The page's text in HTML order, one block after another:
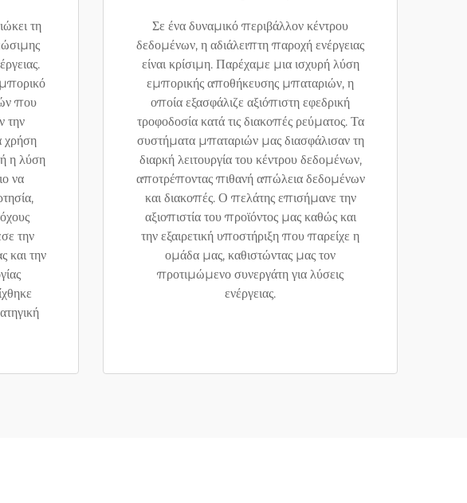
τη
που
την
χρήση
η λύση
να
την
και την
Σε ένα δυναμικό περιβάλλον κέντρου
δεδομένων, η αδιάλειπτη παροχή ενέργειας
είναι κρίσιμη. Παρέχαμε μια ισχυρή λύση
εμπορικής αποθήκευσης μπαταριών, η
οποία εξασφάλιζε αξιόπιστη εφεδρική
τροφοδοσία κατά τις διακοπές ρεύματος. Τα
συστήματα μπαταριών μας διασφάλισαν τη
διαρκή λειτουργία του κέντρου δεδομένων,
αποτρέποντας πιθανή απώλεια δεδομένων
και διακοπές. Ο πελάτης επισήμανε την
αξιοπιστία του προϊόντος μας καθώς και
την εξαιρετική υποστήριξη που παρείχε η
ομάδα μας, καθιστώντας μας τον
προτιμώμενο συνεργάτη για λύσεις
ενέργειας.